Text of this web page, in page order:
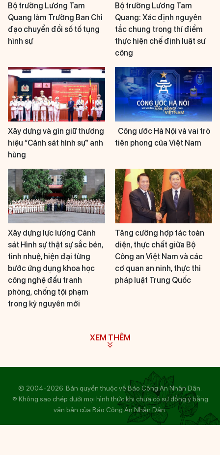
Bộ trưởng Lương Tam
Quang làm Trưởng Ban Chỉ
đạo chuyển đổi số tố tụng
hình sự
Bộ trưởng Lương Tam
Quang: Xác định nguyên
tắc chung trong thí điểm
thực hiện chế định luật sư
công
Xây dựng và gìn giữ thương
hiệu “Cảnh sát hình sự” anh
hùng
Công ước Hà Nội và vai trò
tiên phong của Việt Nam
Xây dựng lực lượng Cảnh
sát Hình sự thật sự sắc bén,
tinh nhuệ, hiện đại từng
bước ứng dụng khoa học
công nghệ đấu tranh
phòng, chống tội phạm
trong kỷ nguyên mới
Tăng cường hợp tác toàn
diện, thực chất giữa Bộ
Công an Việt Nam và các
cơ quan an ninh, thực thi
pháp luật Trung Quốc
XEM THÊM
© 2004-2026. Bản quyền thuộc về Báo Công An Nhân Dân.
® Không sao chép dưới mọi hình thức khi chưa có sự đồng ý bằng
văn bản của Báo Công An Nhân Dân.